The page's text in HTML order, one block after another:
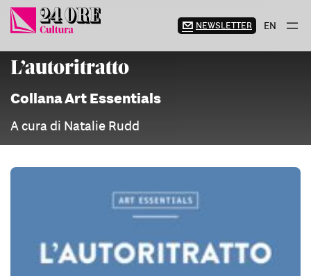
Vai
contenuto
NEWSLETTER EN
L’autoritratto
Collana Art Essentials
A cura di Natalie Rudd